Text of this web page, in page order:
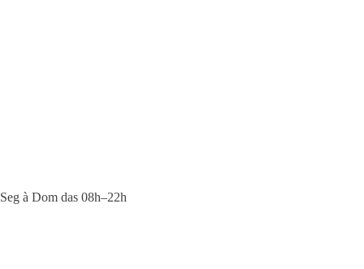
Seg à Dom das 08h–22h